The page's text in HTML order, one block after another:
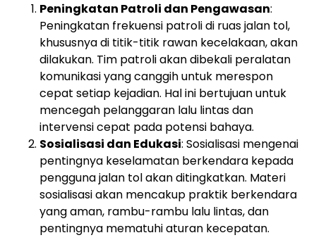
Peningkatan Patroli dan Pengawasan:
Peningkatan frekuensi patroli di ruas jalan tol,
khususnya di titik-titik rawan kecelakaan, akan
dilakukan. Tim patroli akan dibekali peralatan
komunikasi yang canggih untuk merespon
cepat setiap kejadian. Hal ini bertujuan untuk
mencegah pelanggaran lalu lintas dan
intervensi cepat pada potensi bahaya.
Sosialisasi dan Edukasi: Sosialisasi mengenai
pentingnya keselamatan berkendara kepada
pengguna jalan tol akan ditingkatkan. Materi
sosialisasi akan mencakup praktik berkendara
yang aman, rambu-rambu lalu lintas, dan
pentingnya mematuhi aturan kecepatan.